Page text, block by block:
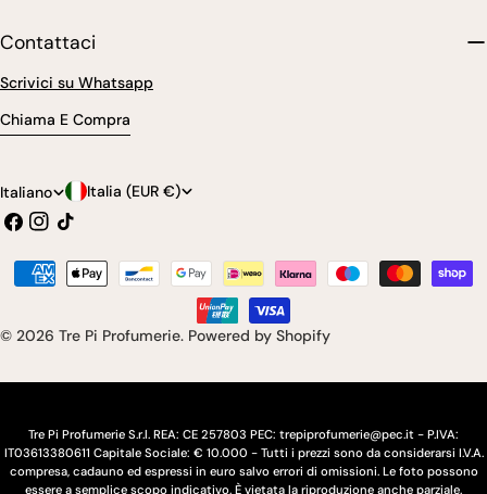
Contattaci
Scrivici su Whatsapp
Chiama E Compra
L
i
n
u
Italiano
P
a
e
s
e
e
g
Italia (EUR €)
Facebook
Instagram
Tic
© 2026 Tre Pi Profumerie. Powered by Shopify
Modalità
Tre Pi Profumerie S.r.l. REA: CE 257803 PEC: trepiprofumerie@pec.it - P.IVA:
IT03613380611 Capitale Sociale: € 10.000 - Tutti i prezzi sono da considerarsi I.V.A.
compresa, cadauno ed espressi in euro salvo errori di omissioni. Le foto possono
essere a semplice scopo indicativo. È vietata la riproduzione anche parziale.